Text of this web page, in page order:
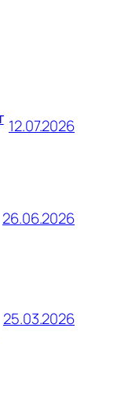
12.07.2026
26.06.2026
25.03.2026